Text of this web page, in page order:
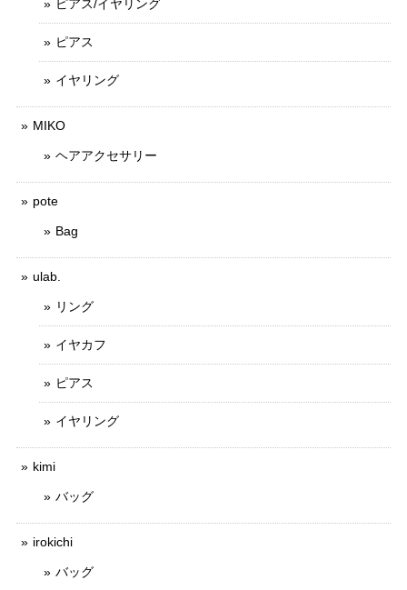
ピアス/イヤリング
ピアス
イヤリング
MIKO
ヘアアクセサリー
pote
Bag
ulab.
リング
イヤカフ
ピアス
イヤリング
kimi
バッグ
irokichi
バッグ